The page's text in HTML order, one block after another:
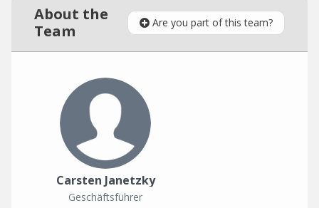
About the
Team
Are you part of this team?
Carsten Janetzky
Geschäftsführer